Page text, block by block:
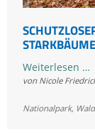
Weiterlesen …
von Nicole
Nationalpark, Wald